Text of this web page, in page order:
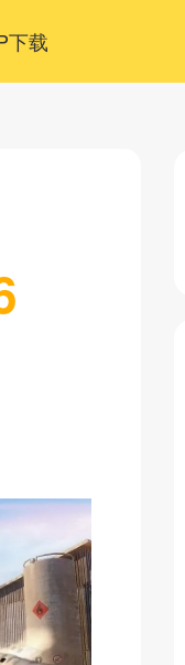
下载